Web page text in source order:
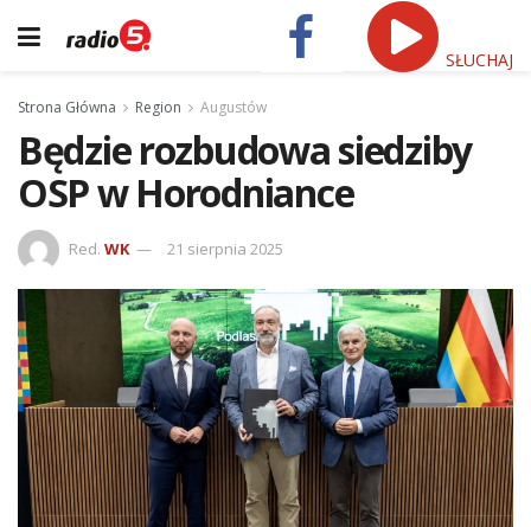
SŁUCHAJ
Strona Główna Region Augustów
Będzie rozbudowa siedziby
OSP w Horodniance
Red. WK 21 sierpnia 2025